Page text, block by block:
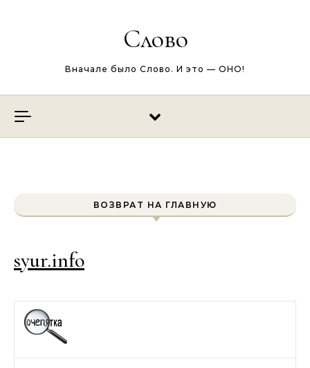
Слово
Вначале было Слово. И это — ОНО!
ВОЗВРАТ НА ГЛАВНУЮ
syur.info